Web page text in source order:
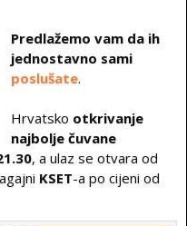
Predlažemo vam da ih
jednostavno sami
poslušate.
Hrvatsko otkrivanje
najbolje čuvane
, a ulaz se otvara od
KSET-a po cijeni od